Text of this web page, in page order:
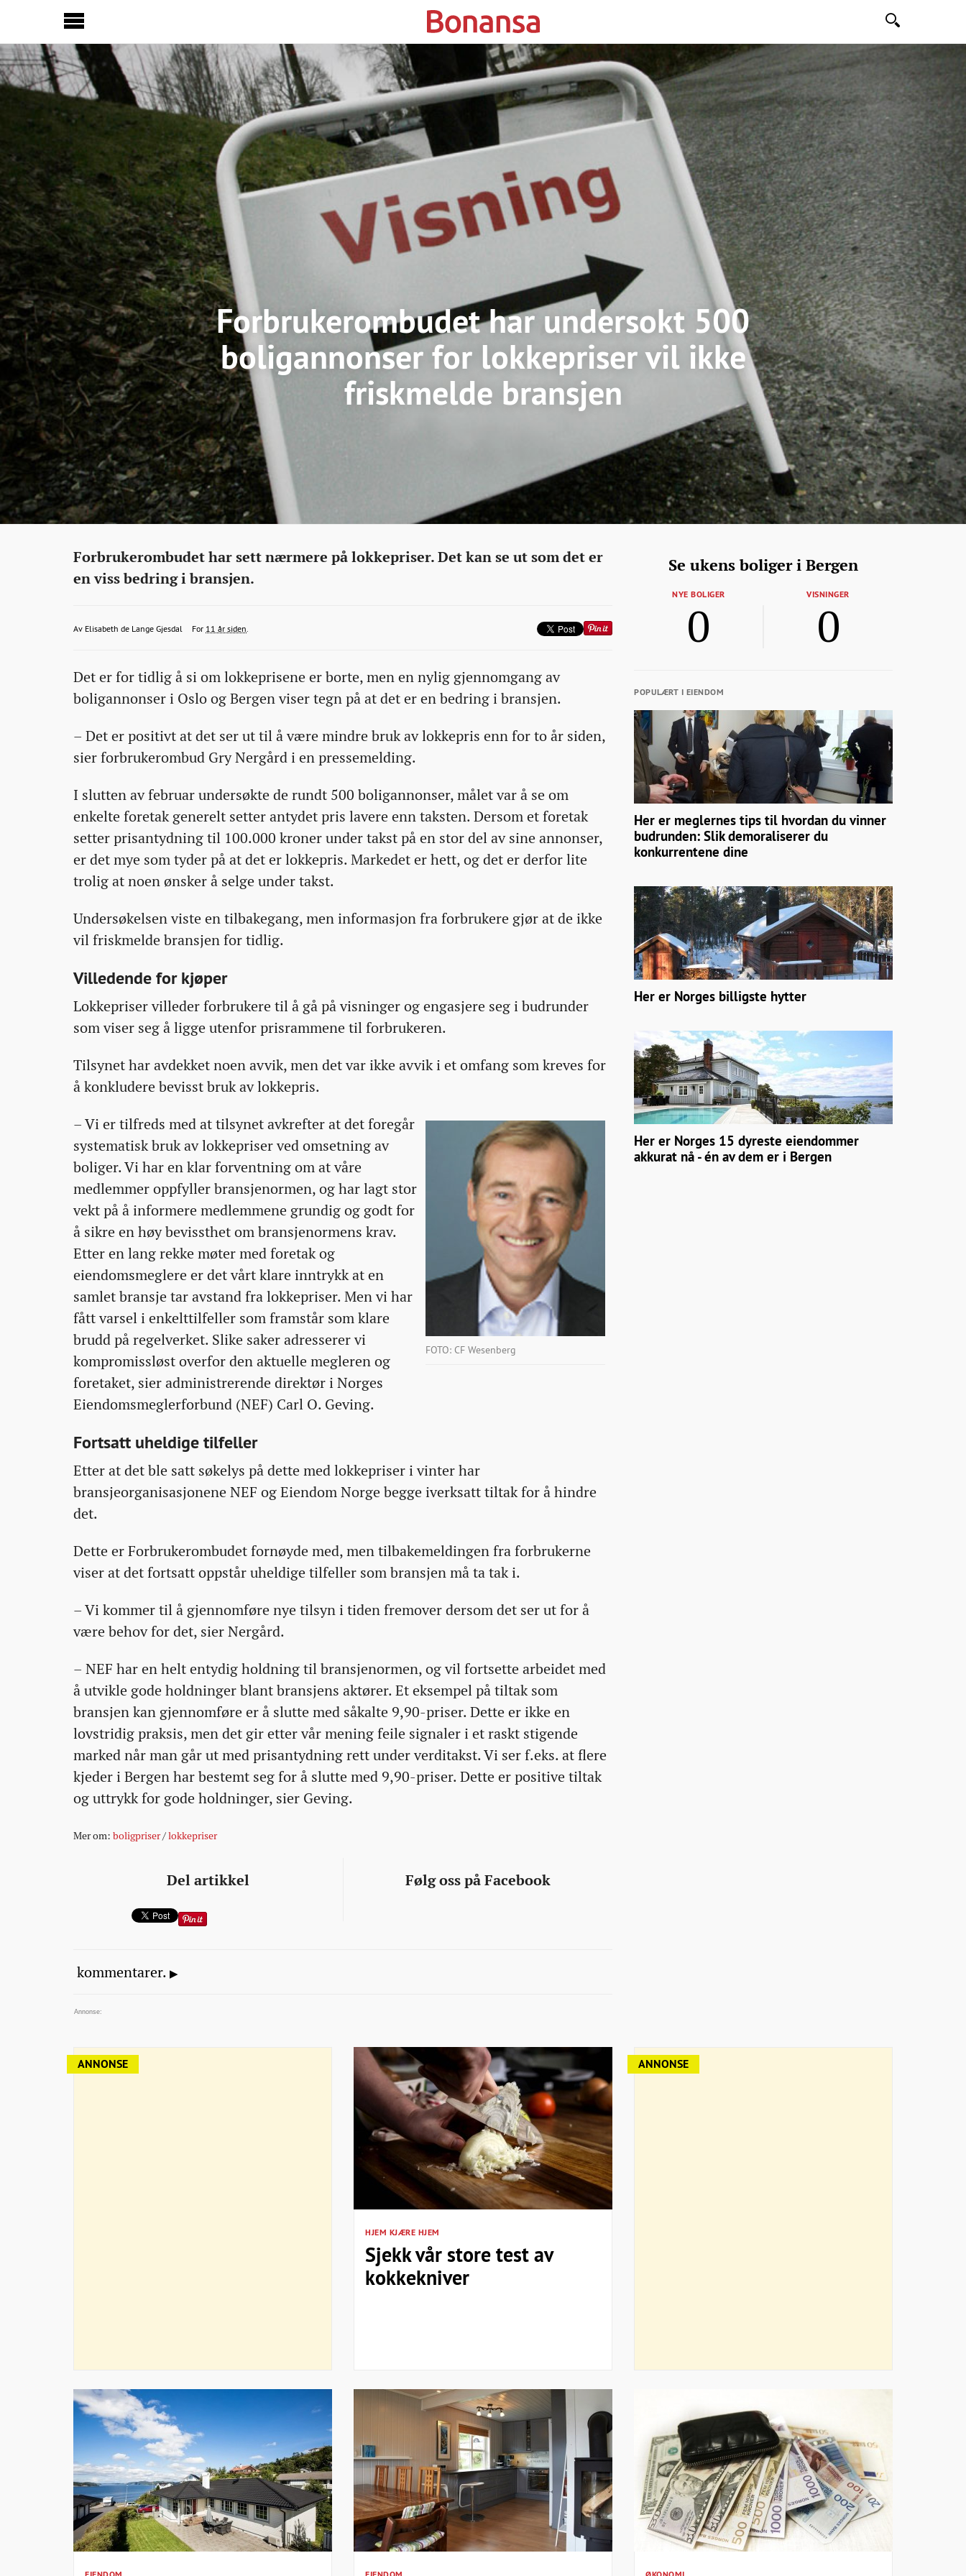
Søk
Forbrukerombudet har undersokt 500
boligannonser for lokkepriser vil ikke
friskmelde bransjen
Eiendom
http://bonansa.no/artikkel/forbrukerombudet-
har-
lokkepriser-
vil-
ikke-
friskmelde-
Forbrukerombudet har sett nærmere på lokkepriser. Det kan se ut som det er
en viss bedring i bransjen.
Av Elisabeth de Lange Gjesdal elisabeth.gjesdal@bt.no
2015-
18T14:00:18+00:00
2015-
18T14:00:18+00:00
2015-
18T14:47:39+00:00
For 11 år siden.
Det er for tidlig å si om lokkeprisene er borte, men en nylig gjennomgang av
boligannonser i Oslo og Bergen viser tegn på at det er en bedring i bransjen.
– Det er positivt at det ser ut til å være mindre bruk av lokkepris enn for to år siden,
sier forbrukerombud Gry Nergård i en pressemelding.
I slutten av februar undersøkte de rundt 500 boligannonser, målet var å se om
enkelte foretak generelt setter antydet pris lavere enn taksten. Dersom et foretak
setter prisantydning til 100.000 kroner under takst på en stor del av sine annonser,
er det mye som tyder på at det er lokkepris. Markedet er hett, og det er derfor lite
trolig at noen ønsker å selge under takst.
Undersøkelsen viste en tilbakegang, men informasjon fra forbrukere gjør at de ikke
vil friskmelde bransjen for tidlig.
Villedende for kjøper
Lokkepriser villeder forbrukere til å gå på visninger og engasjere seg i budrunder
som viser seg å ligge utenfor prisrammene til forbrukeren.
Tilsynet har avdekket noen avvik, men det var ikke avvik i et omfang som kreves for
å konkludere bevisst bruk av lokkepris.
FOTO: CF Wesenberg
– Vi er tilfreds med at tilsynet avkrefter at det foregår
systematisk bruk av lokkepriser ved omsetning av
boliger. Vi har en klar forventning om at våre
medlemmer oppfyller bransjenormen, og har lagt stor
vekt på å informere medlemmene grundig og godt for
å sikre en høy bevissthet om bransjenormens krav.
Etter en lang rekke møter med foretak og
eiendomsmeglere er det vårt klare inntrykk at en
samlet bransje tar avstand fra lokkepriser. Men vi har
fått varsel i enkelttilfeller som framstår som klare
brudd på regelverket. Slike saker adresserer vi
kompromissløst overfor den aktuelle megleren og
foretaket, sier administrerende direktør i Norges
Eiendomsmeglerforbund (NEF) Carl O. Geving.
Fortsatt uheldige tilfeller
Etter at det ble satt søkelys på dette med lokkepriser i vinter har
bransjeorganisasjonene NEF og Eiendom Norge begge iverksatt tiltak for å hindre
det.
Dette er Forbrukerombudet fornøyde med, men tilbakemeldingen fra forbrukerne
viser at det fortsatt oppstår uheldige tilfeller som bransjen må ta tak i.
– Vi kommer til å gjennomføre nye tilsyn i tiden fremover dersom det ser ut for å
være behov for det, sier Nergård.
– NEF har en helt entydig holdning til bransjenormen, og vil fortsette arbeidet med
å utvikle gode holdninger blant bransjens aktører. Et eksempel på tiltak som
bransjen kan gjennomføre er å slutte med såkalte 9,90-priser. Dette er ikke en
lovstridig praksis, men det gir etter vår mening feile signaler i et raskt stigende
marked når man går ut med prisantydning rett under verditakst. Vi ser f.eks. at flere
kjeder i Bergen har bestemt seg for å slutte med 9,90-priser. Dette er positive tiltak
og uttrykk for gode holdninger, sier Geving.
Mer om: boligpriser/lokkepriser
Del artikkel Følg oss på Facebook
kommentarer.
Se ukens boliger i Bergen
NYE BOLIGER
0
VISNINGER
0
POPULÆRT I EIENDOM
Her er meglernes tips til hvordan du vinner
budrunden: Slik demoraliserer du
konkurrentene dine
Her er Norges billigste hytter
Her er Norges 15 dyreste eiendommer
akkurat nå - én av dem er i Bergen
HJEM KJÆRE HJEM
Sjekk vår store test av
kokkekniver